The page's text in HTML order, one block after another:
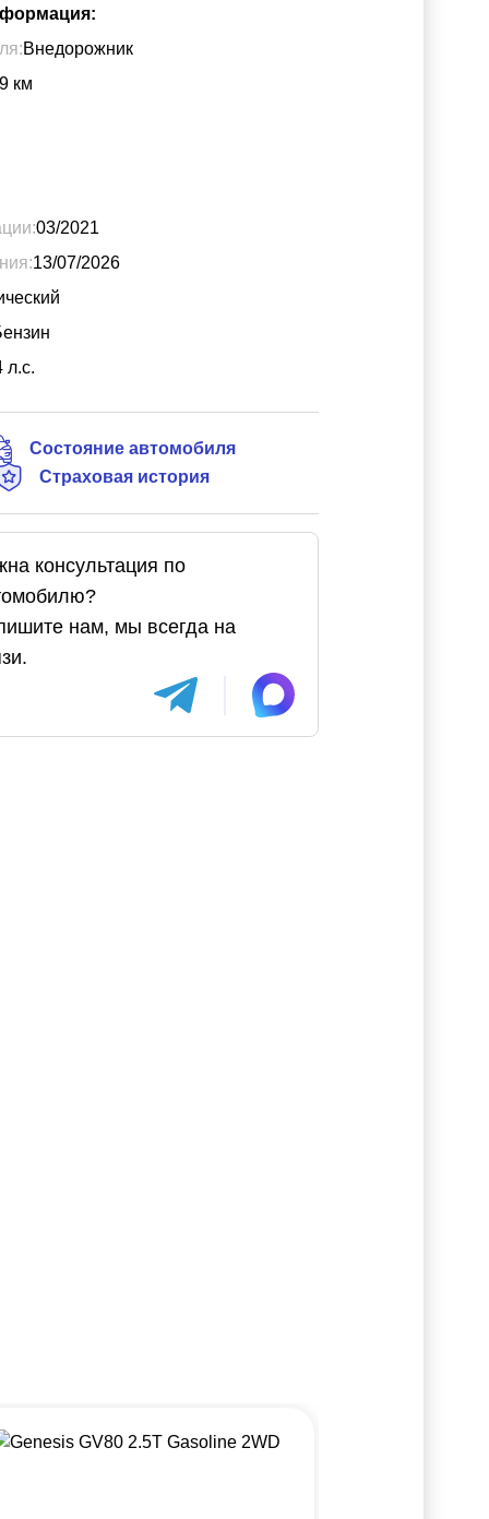
Внедорожник
км
03/2021
13/07/2026
л.с.
Состояние автомобиля
Страховая история
консультация по
нам, мы всегда на